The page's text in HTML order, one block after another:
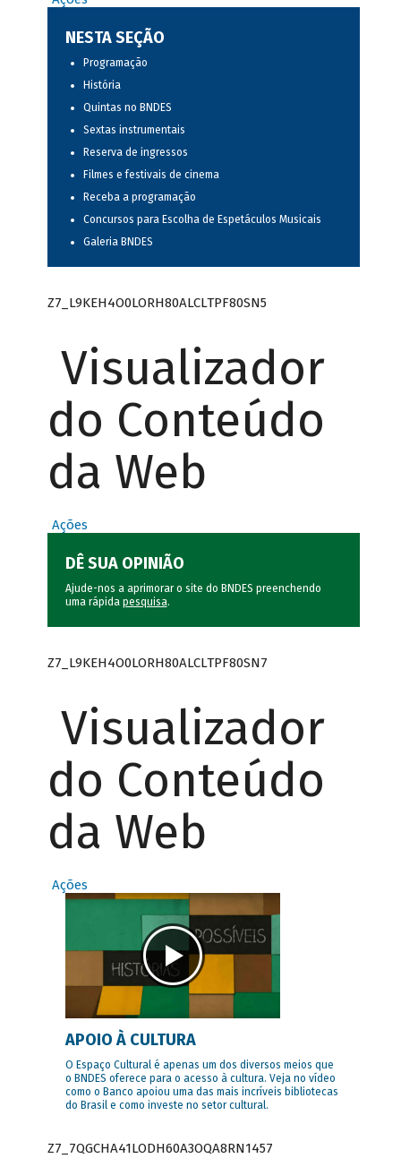
NESTA SEÇÃO
Programação
História
Quintas no BNDES
Sextas instrumentais
Reserva de ingressos
Filmes e festivais de cinema
Receba a programação
Concursos para Escolha de Espetáculos Musicais
Galeria BNDES
Z7_L9KEH4O0LORH80ALCLTPF80SN5
Visualizador
do Conteúdo
da Web
Ações
DÊ SUA OPINIÃO
Ajude-nos a aprimorar o site do BNDES preenchendo
uma rápida pesquisa.
Z7_L9KEH4O0LORH80ALCLTPF80SN7
Visualizador
do Conteúdo
da Web
Ações
APOIO À CULTURA
O Espaço Cultural é apenas um dos diversos meios que
o BNDES oferece para o acesso à cultura. Veja no vídeo
como o Banco apoiou uma das mais incríveis bibliotecas
do Brasil e como investe no setor cultural.
Z7_7QGCHA41LODH60A3OQA8RN1457